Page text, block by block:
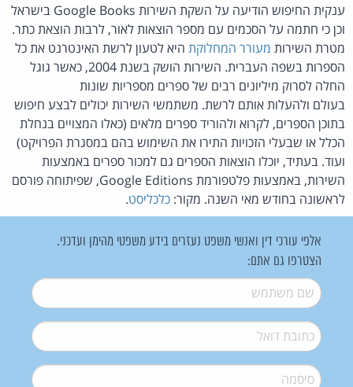
ענקית החיפוש הודיעה על השקת השירות Google Books בישראל
וכן כי חתמה על הסכמים עם מספר הוצאות לאור, לרבות הוצאת כתר.
מטרת השירות מעורר המחלוקת היא לטעון לרשת האינטרנט את כל
הספרות בשפה העברית. השירות הושק בשנת 2004, כאשר גוגל
החלה לסרוק מיליונים רבים של ספרים מספריות שונות
בעולם ולהעלות אותם לרשת. משתמשי השירות יכולים לבצע חיפוש
בתוכן הספרים, לקרוא ולהוריד ספרים מלאים (כאלו המצויים בנחלת
הכלל או שבעלי הזכויות התירו את השימוש בהם במסגרת הפרויקט)
ועוד. בעתיד, יוכלו הוצאות הספרים גם למכור ספרים באמצעות
השירות, באמצעות פלטפורמת Google Editions, שפיתוחה פורסם
לראשונה בחודש מאי השנה. מקור: כלכליסט.
אלפי עורכי דין ואנשי משפט נעזרים בידע משפטי מהימן ועדכני.
הצטרפו גם אתם:
שם משתמש*
דואל*
סיסמה*